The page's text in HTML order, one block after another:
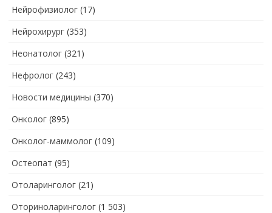
Нейрофизиолог (17)
Нейрохирург (353)
Неонатолог (321)
Нефролог (243)
Новости медицины (370)
Онколог (895)
Онколог-маммолог (109)
Остеопат (95)
Отоларинголог (21)
Оториноларинголог (1 503)